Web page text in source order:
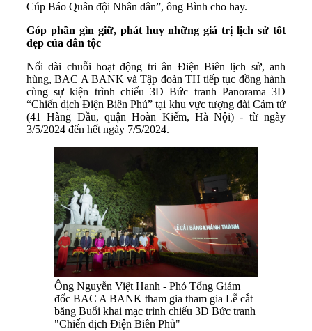
Cúp Báo Quân đội Nhân dân”, ông Bình cho hay.
Góp phần gìn giữ, phát huy những giá trị lịch sử tốt
đẹp của dân tộc
Nối dài chuỗi hoạt động tri ân Điện Biên lịch sử, anh
hùng, BAC A BANK và Tập đoàn TH tiếp tục đồng hành
cùng sự kiện trình chiếu 3D Bức tranh Panorama 3D
“Chiến dịch Điện Biên Phủ” tại khu vực tượng đài Cảm tử
(41 Hàng Dầu, quận Hoàn Kiếm, Hà Nội) - từ ngày
3/5/2024 đến hết ngày 7/5/2024.
Ông Nguyễn Việt Hanh - Phó Tổng Giám
đốc BAC A BANK tham gia tham gia Lễ cắt
băng Buổi khai mạc trình chiếu 3D Bức tranh
"Chiến dịch Điện Biên Phủ"